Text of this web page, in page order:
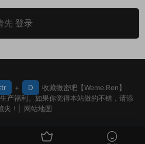
先 登录
+ D
收藏微密吧【Weme.Ren】
产福利。如果你觉得本站做的不错，请添
夹！| 网站地图